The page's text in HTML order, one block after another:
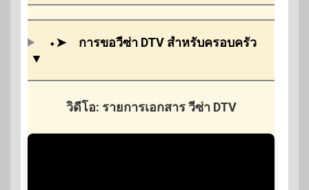
⬩➤
การขอวีซ่า DTV สำหรับครอบครัว
▼
วิดีโอ: รายการเอกสาร วีซ่า DTV